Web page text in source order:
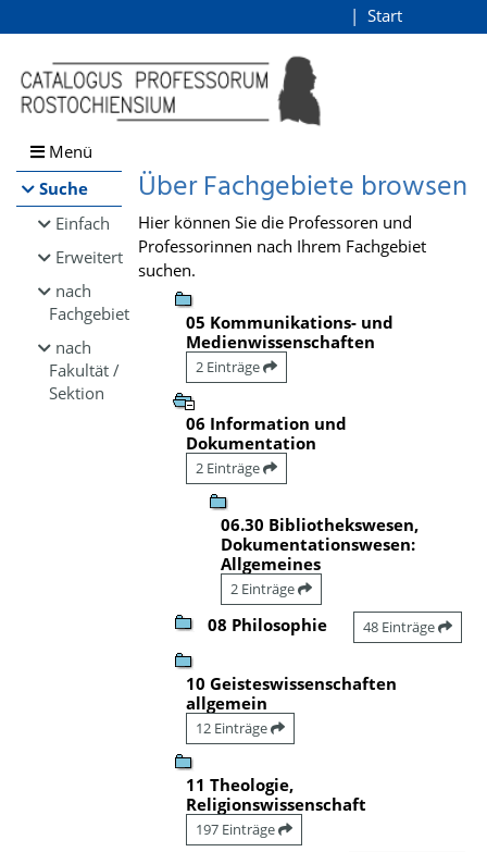
Browsen
direkt zum Inhalt
Start
Menü
Suche
Einfach
Erweitert
nach
Fachgebiet
nach
Fakultät /
Sektion
Über Fachgebiete browsen
Hier können Sie die Professoren und
Professorinnen nach Ihrem Fachgebiet
suchen.
05 Kommunikations- und
Medienwissenschaften
2 Einträge
06 Information und
Dokumentation
2 Einträge
06.30 Bibliothekswesen,
Dokumentationswesen:
Allgemeines
2 Einträge
08 Philosophie 48 Einträge
10 Geisteswissenschaften
allgemein
12 Einträge
11 Theologie,
Religionswissenschaft
197 Einträge